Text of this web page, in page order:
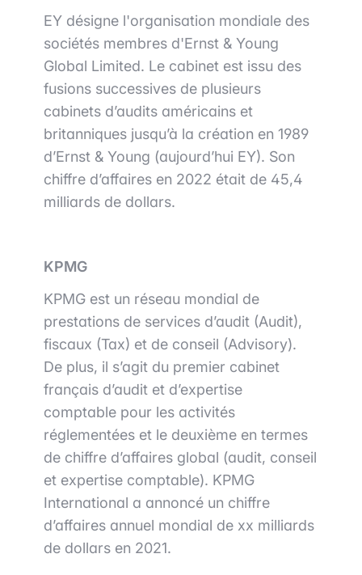
EY désigne l'organisation mondiale des
sociétés membres d'Ernst & Young
Global Limited. Le cabinet est issu des
fusions successives de plusieurs
cabinets d’audits américains et
britanniques jusqu’à la création en 1989
d’Ernst & Young (aujourd’hui EY). Son
chiffre d’affaires en 2022 était de 45,4
milliards de dollars.
KPMG
KPMG est un réseau mondial de
prestations de services d’audit (Audit),
fiscaux (Tax) et de conseil (Advisory).
De plus, il s’agit du premier cabinet
français d’audit et d’expertise
comptable pour les activités
réglementées et le deuxième en termes
de chiffre d’affaires global (audit, conseil
et expertise comptable). KPMG
International a annoncé un chiffre
d’affaires annuel mondial de xx milliards
de dollars en 2021.